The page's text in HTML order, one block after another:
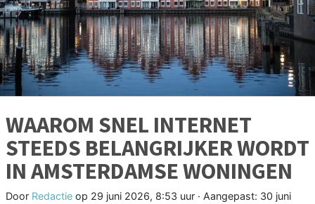
WAAROM SNEL INTERNET
STEEDS BELANGRIJKER WORDT
IN AMSTERDAMSE WONINGEN
Door Redactie op 29 juni 2026, 8:53 uur · Aangepast: 30 juni